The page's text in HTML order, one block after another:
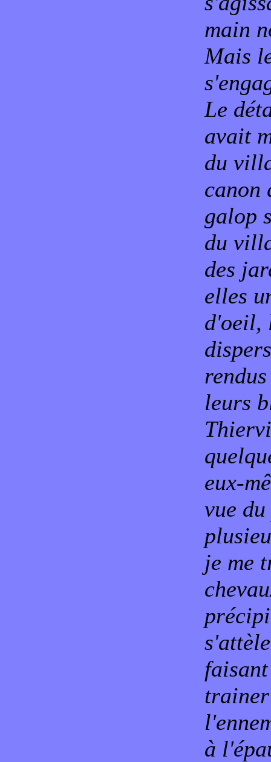
main
Mais
Le
avait
du
canon
galop
du
des
elles
d'oeil,
leurs
eux-
vue
je me
trainer
à